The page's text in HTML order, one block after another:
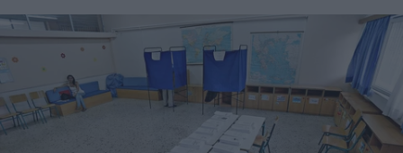
ΖΩΗ
ΓΥΝΑΙΚΑ
ENGLISH EDITION
ΕΚΛΟΓΕΣ
TRAVEL
ΤΕΧΝΟΛΟΓΙΑ
ΥΓΕΙΑ
ΟΛΥΜΠΙΑΚΟΙ ΑΓΩΝΕΣ